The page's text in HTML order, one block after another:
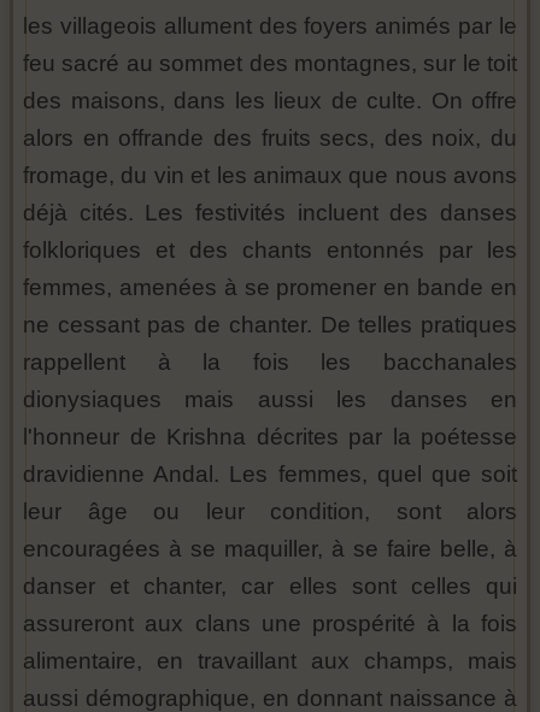
les villageois allument des foyers animés par le
feu sacré au sommet des montagnes, sur le toit
des maisons, dans les lieux de culte. On offre
alors en offrande des fruits secs, des noix, du
fromage, du vin et les animaux que nous avons
déjà cités. Les festivités incluent des danses
folkloriques et des chants entonnés par les
femmes, amenées à se promener en bande en
ne cessant pas de chanter. De telles pratiques
rappellent à la fois les bacchanales
dionysiaques mais aussi les danses en
l'honneur de Krishna décrites par la poétesse
dravidienne Andal. Les femmes, quel que soit
leur âge ou leur condition, sont alors
encouragées à se maquiller, à se faire belle, à
danser et chanter, car elles sont celles qui
assureront aux clans une prospérité à la fois
alimentaire, en travaillant aux champs, mais
aussi démographique, en donnant naissance à